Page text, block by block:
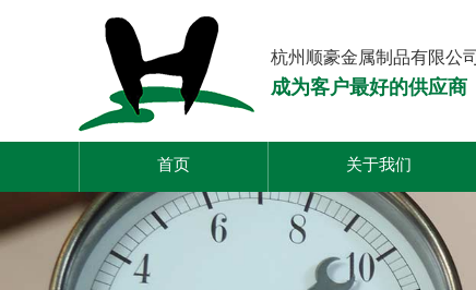
杭州顺豪金属制品有限公司
成为客户最好的供应商
首页 关于我们